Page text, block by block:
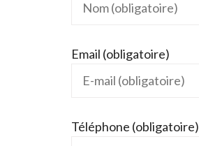
Email (obligatoire)
Téléphone (obligatoire)